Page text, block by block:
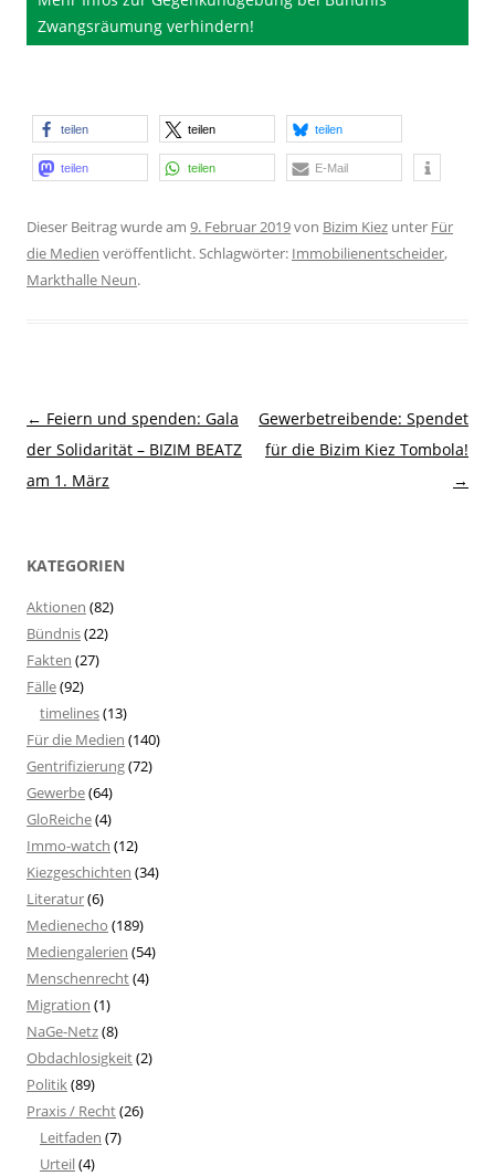
Zwangsräumung verhindern!
teilen teilen teilen
teilen teilen E-Mail
Dieser Beitrag wurde am 9. Februar 2019von Bizim Kiez unter Für
die Medien veröffentlicht. Schlagwörter: Immobilienentscheider,
Markthalle Neun.
Beitragsnavigation
← Feiern und spenden: Gala
der Solidarität – BIZIM BEATZ
am 1. März
Gewerbetreibende: Spendet
für die Bizim Kiez Tombola!
→
KATEGORIEN
Aktionen (82)
Bündnis(22)
Fakten (27)
Fälle(92)
timelines(13)
Für die Medien (140)
Gentrifizierung(72)
Gewerbe(64)
GloReiche(4)
Immo-watch (12)
Kiezgeschichten (34)
Literatur(6)
Medienecho (189)
Mediengalerien (54)
Menschenrecht(4)
Migration (1)
NaGe-Netz(8)
Obdachlosigkeit(2)
Politik(89)
Praxis / Recht(26)
Leitfaden (7)
Urteil(4)